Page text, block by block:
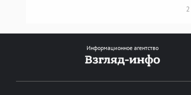
Информационное агентство